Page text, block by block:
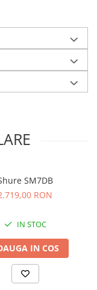
SM7DB
RON
IN STOC
IN COS